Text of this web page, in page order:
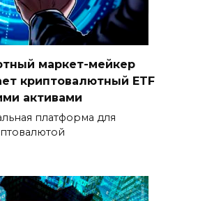
маркет-мейкер
криптовалютный ETF
активами
платформа для